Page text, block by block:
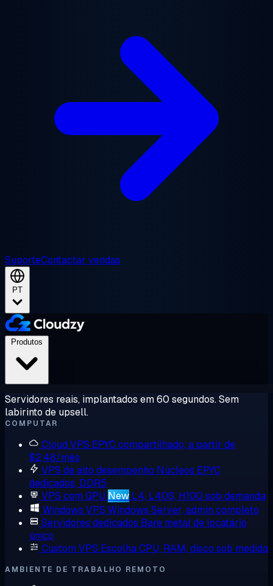
SuporteContactar vendas
PT
Servidores reais, implantados em 60 segundos. Sem
labirinto de upsell.
COMPUTAR
Cloud VPS EPYC compartilhado, a partir de
$2,48/mês
VPS de alto desempenho Núcleos EPYC
dedicados, DDR5
VPS com GPU New L4, L40S, H100 sob demanda
Windows VPS Windows Server, admin completo
Servidores dedicados Bare metal de locatário
único
Custom VPS Escolha CPU, RAM, disco sob medida
AMBIENTE DE TRABALHO REMOTO